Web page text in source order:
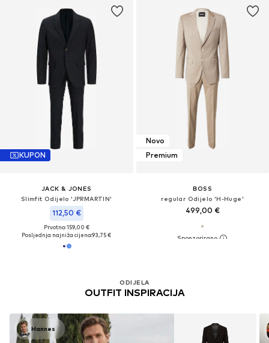
KUPON
JACK & JONES
Slimfit Odijelo 'JPRMARTIN'
112,50 €
Prvotno: 159,00 €
Posljednja najniža cijena:93,75 €
ODIJELA
OUTFIT INSPIRACIJA
Hannes
Novo
Premium
BOSS
regular Odijelo 'H-Huge'
499,00 €